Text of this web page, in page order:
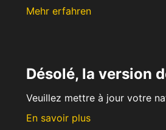
Mehr erfahren
Désolé, la version
Veuillez mettre à jour votre
En savoir plus